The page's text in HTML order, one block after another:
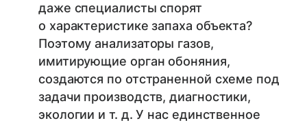
даже специалисты спорят
о характеристике запаха объекта?
Поэтому анализаторы газов,
имитирующие орган обоняния,
создаются по отстраненной схеме под
задачи производств, диагностики,
экологии и т. д. У нас единственное